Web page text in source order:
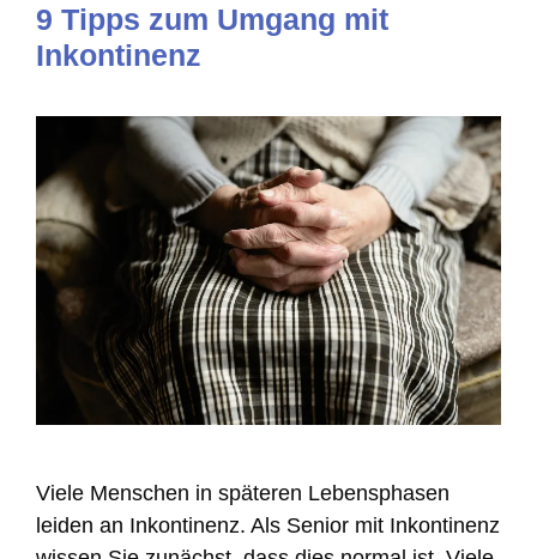
9 Tipps zum Umgang mit
Inkontinenz
Viele Menschen in späteren Lebensphasen
leiden an Inkontinenz. Als Senior mit Inkontinenz